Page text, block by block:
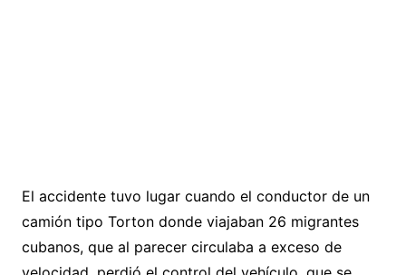
El accidente tuvo lugar cuando el conductor de un
camión tipo Torton donde viajaban 26 migrantes
cubanos, que al parecer circulaba a exceso de